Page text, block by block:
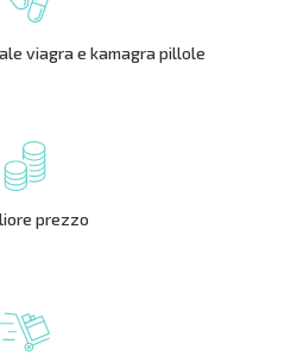
viagra e kamagra pillole
prezzo